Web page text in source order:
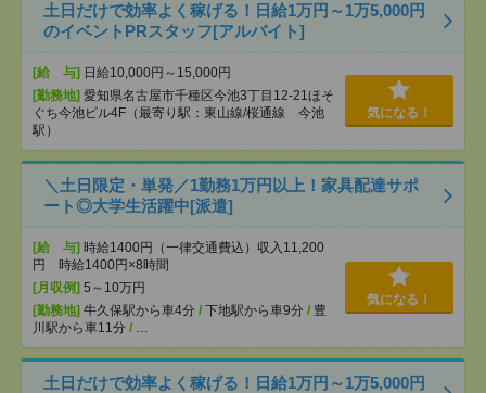
土日だけで効率よく稼げる！日給1万円～1万5,000円
のイベントPRスタッフ[アルバイト]
[給 与] 日給10,000円～15,000円
[勤務地] 愛知県名古屋市千種区今池3丁目12-21ほそ
ぐち今池ビル4F（最寄り駅：東山線/桜通線 今池
駅）
気になる！
＼土日限定・単発／1勤務1万円以上！家具配達サポ
ート◎大学生活躍中[派遣]
[給 与] 時給1400円（一律交通費込）収入11,200
円 時給1400円×8時間
[月収例] 5～10万円
[勤務地] 牛久保駅から車4分 / 下地駅から車9分 / 豊
川駅から車11分 / …
気になる！
土日だけで効率よく稼げる！日給1万円～1万5,000円